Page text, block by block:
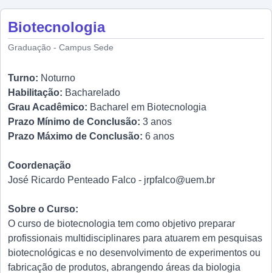
Biotecnologia
Graduação - Campus Sede
Turno: Noturno
Habilitação: Bacharelado
Grau Acadêmico: Bacharel em Biotecnologia
Prazo Mínimo de Conclusão: 3 anos
Prazo Máximo de Conclusão: 6 anos
Coordenação
José Ricardo Penteado Falco - jrpfalco@uem.br
Sobre o Curso:
O curso de biotecnologia tem como objetivo preparar
profissionais multidisciplinares para atuarem em pesquisas
biotecnológicas e no desenvolvimento de experimentos ou
fabricação de produtos, abrangendo áreas da biologia